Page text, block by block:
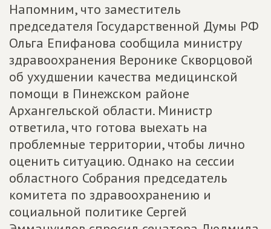
Напомним, что заместитель
председателя Государственной Думы РФ
Ольга Епифанова сообщила министру
здравоохранения Веронике Скворцовой
об ухудшении качества медицинской
помощи в Пинежском районе
Архангельской области. Министр
ответила, что готова выехать на
проблемные территории, чтобы лично
оценить ситуацию. Однако на сессии
областного Собрания председатель
комитета по здравоохранению и
социальной политике Сергей